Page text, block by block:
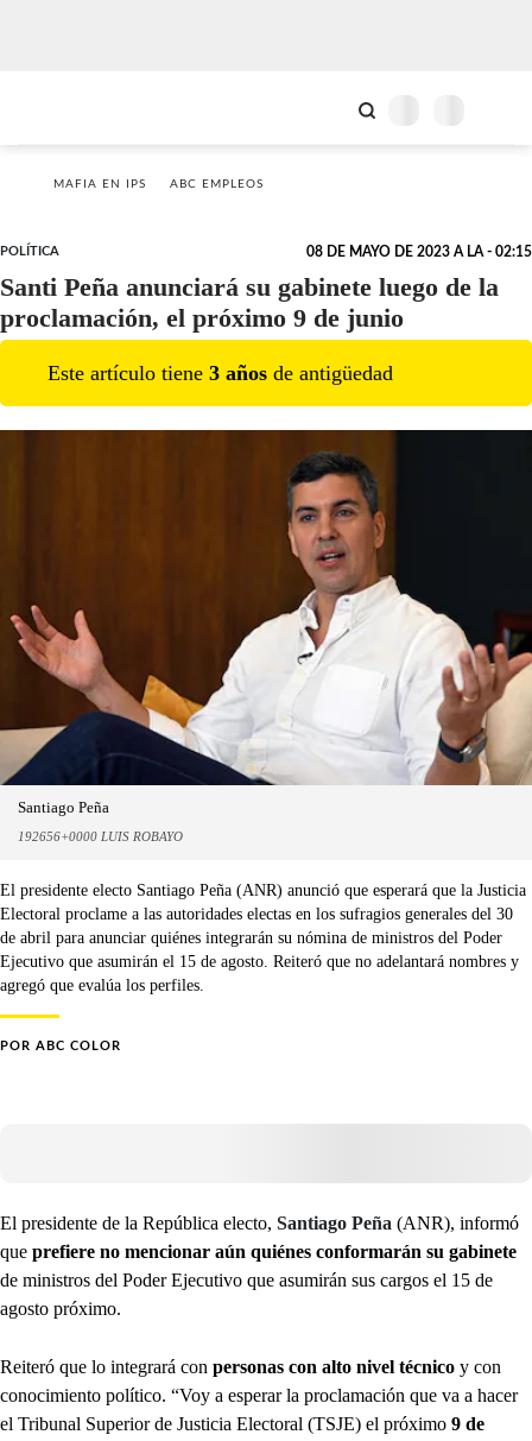
MAFIA EN IPS ABC EMPLEOS
POLÍTICA 08 DE MAYO DE 2023 A LA - 02:15
Santi Peña anunciará su gabinete luego de la
proclamación, el próximo 9 de junio
Este artículo tiene 3 años de antigüedad
Santiago Peña
192656+0000 LUIS ROBAYO
El presidente electo Santiago Peña (ANR) anunció que esperará que la Justicia
Electoral proclame a las autoridades electas en los sufragios generales del 30
de abril para anunciar quiénes integrarán su nómina de ministros del Poder
Ejecutivo que asumirán el 15 de agosto. Reiteró que no adelantará nombres y
agregó que evalúa los perfiles.
POR ABC COLOR
El presidente de la República electo, Santiago Peña (ANR), informó
que prefiere no mencionar aún quiénes conformarán su gabinete
de ministros del Poder Ejecutivo que asumirán sus cargos el 15 de
agosto próximo.
Reiteró que lo integrará con personas con alto nivel técnico y con
conocimiento político. “Voy a esperar la proclamación que va a hacer
el Tribunal Superior de Justicia Electoral (TSJE) el próximo 9 de